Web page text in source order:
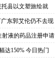
托县以文塑旅绘就
东郭艾伦仍不去现
射液的药品注册申请
达150% 今日热门